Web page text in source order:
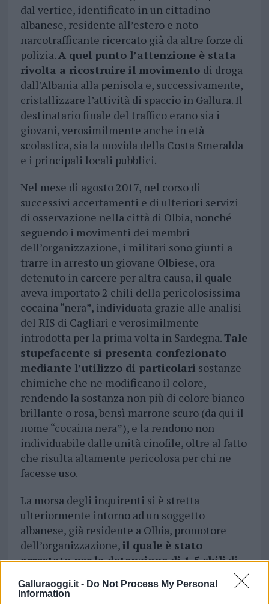
Galluraoggi.it - Do Not Process My Personal
Information
dal vertice, identificato in un cittadino
albanese, residente all’estero e noto
narcotrafficante ricercato già da altre forze di
polizia.A quel punto l’attenzione è stata
rivolta a ricostruire il movimento di droga
dall’Albania alla penisola e, successivamente,
cristallizzare l’attività di spaccio in Gallura. Il
destinatario finale del traffico erano sia i
giovani, verosimilmente anche in età
scolastica, sia la movida della Costa Smeralda
e i principali locali pubblici.
Nel mese di agosto 2017, nel corso di
successivi accertamenti e di ulteriori servizi
di osservazione nella città di Olbia, nonché
seguendo i movimenti dei membri
dell’organizzazione, i militari sono giunti a
trarre in arresto un giovane Olbiese, ora
detenuto in carcere per altra causa, il quale
aveva importato 2 chili della pericolosissima
cocaina “nera”, individuata grazie alle analisi
del RIS di Cagliari e verosimilmente
introdotta per la prima volta in Sardegna.Tale
stupefacente si presenta confezionato
mediante l’utilizzo di particolari sostanze
chimiche che ne modificano il colore,
rendendo la sostanza non più di colore bianco
brillante o rosa, bensì marrone scuro (da qui il
nome “cocaina nera”), e la rendono non
individuabile dalle unità cinofile, oltre al fatto
che risulta altamente pericolosa per chi ne
facesse uso.
La morsa degli inquirenti si è stretta
ulteriormente intorno ad un soggetto
albanese, già residente a Olbia, promotore
dell’organizzazione,il quale è stato
arrestato per la detenzione di 1,5 chilidi
quest’ultima molto richiesta nella piazza di